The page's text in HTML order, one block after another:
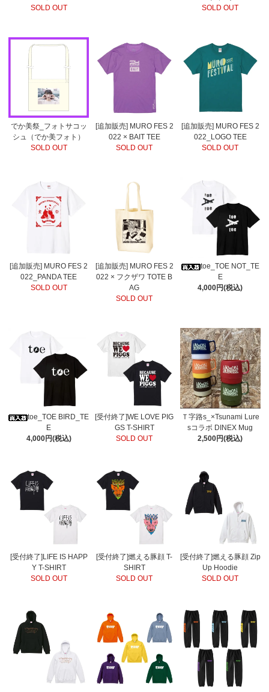
SOLD OUT
SOLD OUT
でか美祭_フォトサコッ
シュ（でか美フォト）
SOLD OUT
[追加販売] MURO FES 2
022 × BAIT TEE
SOLD OUT
[追加販売] MURO FES 2
022_LOGO TEE
SOLD OUT
[追加販売] MURO FES 2
022_PANDA TEE
SOLD OUT
[追加販売] MURO FES 2
022 × フクザワ TOTE B
AG
SOLD OUT
toe_TOE NOT_TE
E
4,000円(税込)
toe_TOE BIRD_TE
E
4,000円(税込)
[受付終了]WE LOVE PIG
GS T-SHIRT
SOLD OUT
Ｔ字路s_×Tsunami Lure
sコラボ DINEX Mug
2,500円(税込)
[受付終了]LIFE IS HAPP
Y T-SHIRT
SOLD OUT
[受付終了]燃える豚顔 T-
SHIRT
SOLD OUT
[受付終了]燃える豚顔 Zip
Up Hoodie
SOLD OUT